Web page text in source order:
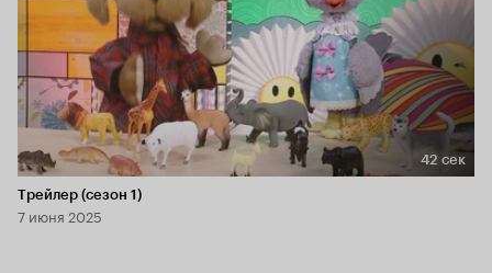
Длительность 42 сек
42 сек
Трейлер (сезон 1)
7 июня 2025